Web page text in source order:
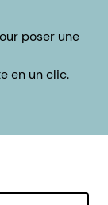
poser une
en un clic.